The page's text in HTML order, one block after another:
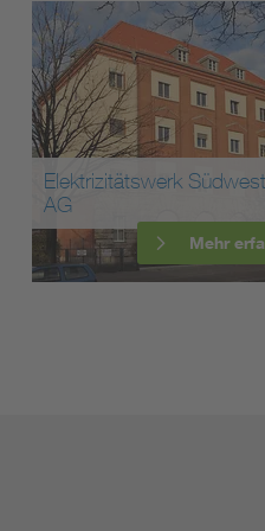
Elektrizitätswerk Südwest
Mehr erfahren